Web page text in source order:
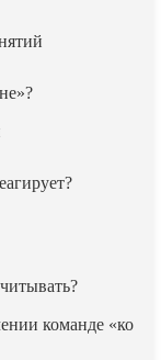
команде «ко